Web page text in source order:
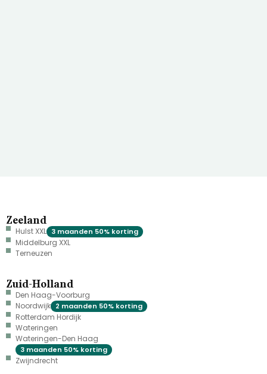
Zeeland
Hulst XXL 3 maanden 50% korting
Middelburg XXL
Terneuzen
Zuid-Holland
Den Haag-Voorburg
Noordwijk 2 maanden 50% korting
Rotterdam Hordijk
Wateringen
Wateringen-Den Haag
3 maanden 50% korting
Zwijndrecht